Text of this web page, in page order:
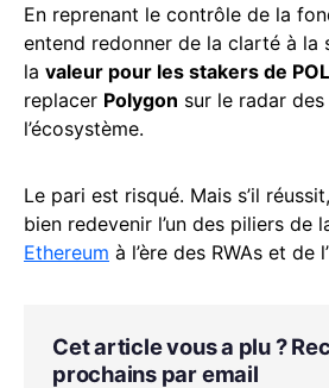
En reprenant le contrôle de la
entend redonner de la clarté à la
la valeur pour les stakers de POL
replacer Polygon sur le radar
l’écosystème.
Le pari est risqué. Mais s’il réussit,
bien redevenir l’un des piliers de
Ethereum à l’ère des RWAs et de
Cet article vous a plu ?
prochains par email